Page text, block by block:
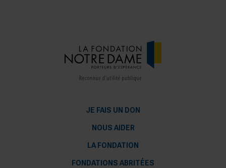
JE FAIS UN DON
NOUS AIDER
LA FONDATION
FONDATIONS ABRITÉES